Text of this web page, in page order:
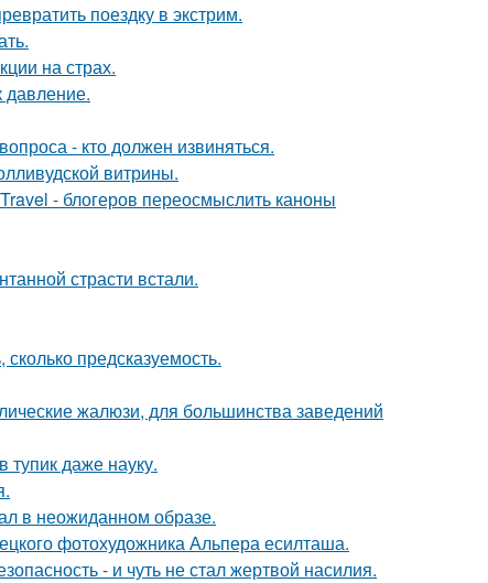
поездку в экстрим.
на страх.
давление.
- кто должен извиняться.
витрины.
- блогеров переосмыслить каноны
страсти встали.
предсказуемость.
жалюзи, для большинства заведений
даже науку.
в неожиданном образе.
фотохудожника Альпера есилташа.
- и чуть не стал жертвой насилия.